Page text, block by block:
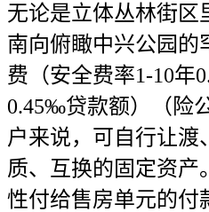
无论是立体丛林街区
南向俯瞰中兴公园的
费（安全费率1-10年
0.45‰贷款额）（险
户来说，可自行让渡
质、互换的固定资产
性付给售房单元的付